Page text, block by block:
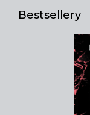
Bestsellery